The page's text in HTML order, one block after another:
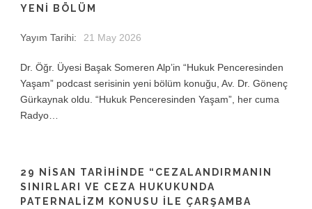
YENI BÖLÜM
Yayım Tarihi: 21 May 2026
Dr. Öğr. Üyesi Başak Someren Alp’in “Hukuk Penceresinden
Yaşam” podcast serisinin yeni bölüm konuğu, Av. Dr. Gönenç
Gürkaynak oldu. “Hukuk Penceresinden Yaşam”, her cuma
Radyo…
29 NİSAN TARİHİNDE “CEZALANDIRMANIN
SINIRLARI VE CEZA HUKUKUNDA
PATERNALİZM KONUSU İLE ÇARŞAMBA